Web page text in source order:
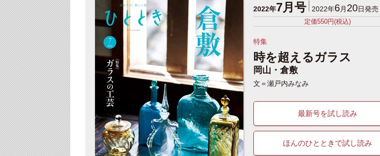
2022年7月号 2022年6月 20日発売
定価550円(税込)
特集
時を超えるガラス
岡山・倉敷
文＝瀬戸内みなみ
最新号を試し読み
ほんのひとときで試し読み